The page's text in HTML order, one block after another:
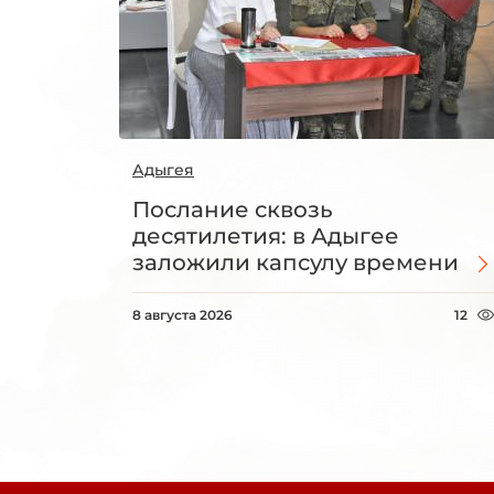
Адыгея
Послание сквозь
десятилетия: в Адыгее
заложили капсулу времени
8 августа 2026 12